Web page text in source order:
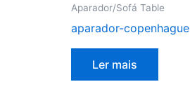
Aparador/Sofá Table
aparador-copenhague
Ler mais